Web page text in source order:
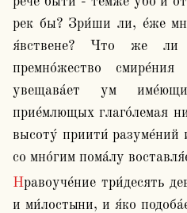
рек бы? Зри́ши ли, е́же
я́вствене? Что же
премно́жество
увещава́ет ум
прие́млющых глаго́лемая
высоту́ приити́ разуме́ний
со мно́гим пома́лу
Нравоуче́ние три́десять девя́тое: о непамятозло́бии
и ми́лостыни, и я́ко